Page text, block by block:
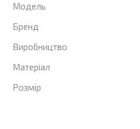
Модель
Бренд
Виробництво
Матеріал
Розмір